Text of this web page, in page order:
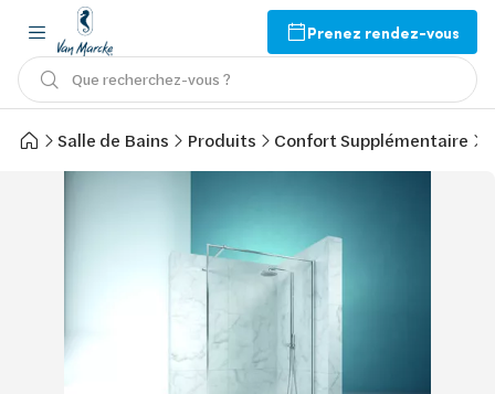
Prenez rendez-vous
Que recherchez-vous ?
Salle de Bains Produits Confort Supplémentaire